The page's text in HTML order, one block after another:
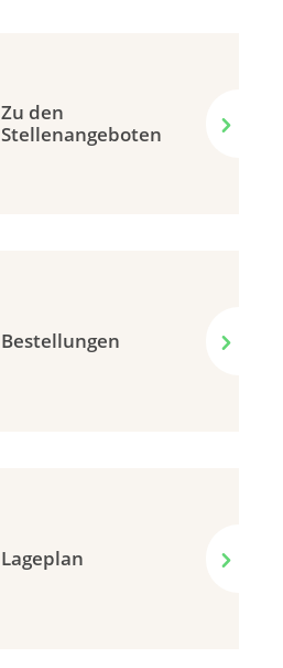
Zu den
Stellenangeboten
Bestellungen
Lageplan